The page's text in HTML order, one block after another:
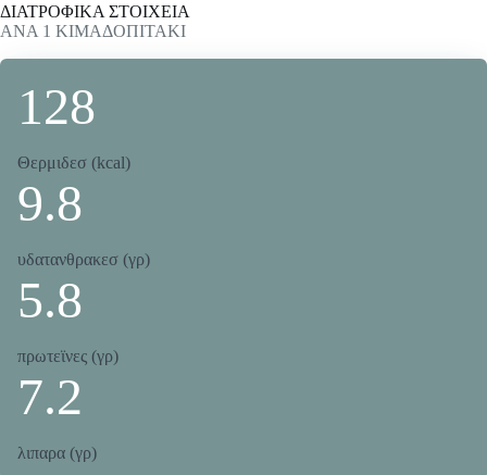
ΔΙΑΤΡΟΦΙΚΑ ΣΤΟΙΧΕΙΑ
ΑΝΑ 1 ΚΙΜΑΔΟΠΙΤΑΚΙ
128
Θερμιδεσ (kcal)
9.8
υδατανθρακεσ (γρ)
5.8
πρωτεϊνες (γρ)
7.2
λιπαρα (γρ)